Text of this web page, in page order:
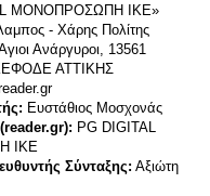
MONΟΠΡΟΣΩΠΗ ΙΚΕ»
- Χάρης Πολίτης
Ανάργυροι, 13561
ΑΤΤΙΚΗΣ
Ευστάθιος Μοσχονάς
PG DIGITAL
ΙΚΕ
Σύνταξης: Αξιώτη